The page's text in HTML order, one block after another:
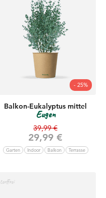
- 25%
Balkon-Eukalyptus mittel
Eugen
Angebot
29,99 €
Regulärer Preis
39,99 €
Garten Indoor Balkon Terrasse
torffrei